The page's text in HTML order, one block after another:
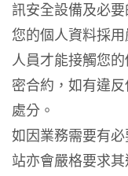
訊安全設備及必
您的個人資料採
人員才能接觸您
密合約，如有違
處分。
如因業務需要有
站亦會嚴格要求